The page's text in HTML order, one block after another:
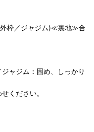
枠／ジャジム)≪裏地≫合
ャジム：固め、しっかり
ください。